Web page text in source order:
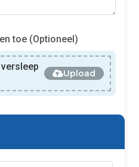
toe (Optioneel)
Upload